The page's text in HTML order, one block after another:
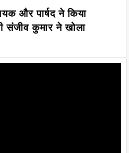
और पार्षद ने किया
संजीव कुमार ने खोला